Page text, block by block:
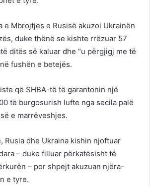
e Mbrojtjes e Rusisë akuzoi Ukrainën
duke thënë se kishte rrëzuar 57
ditës së kaluar dhe “u përgjigj me të
fushën e betejës.
që SHBA-të të garantonin një
të burgosurish lufte nga secila palë
e marrëveshjes.
Rusia dhe Ukraina kishin njoftuar
– duke filluar përkatësisht të
– por shpejt akuzuan njëra-
e tyre.